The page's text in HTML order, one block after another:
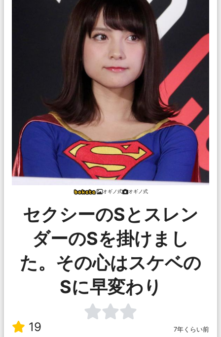
オギノ式 オギノ式
セクシーのSとスレン
ダーのSを掛けまし
た。その心はスケベの
Sに早変わり
19 7年くらい前